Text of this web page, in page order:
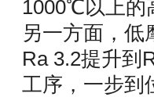
1000℃以上的
另一方面，低
Ra 3.2提升到
工序，一步到